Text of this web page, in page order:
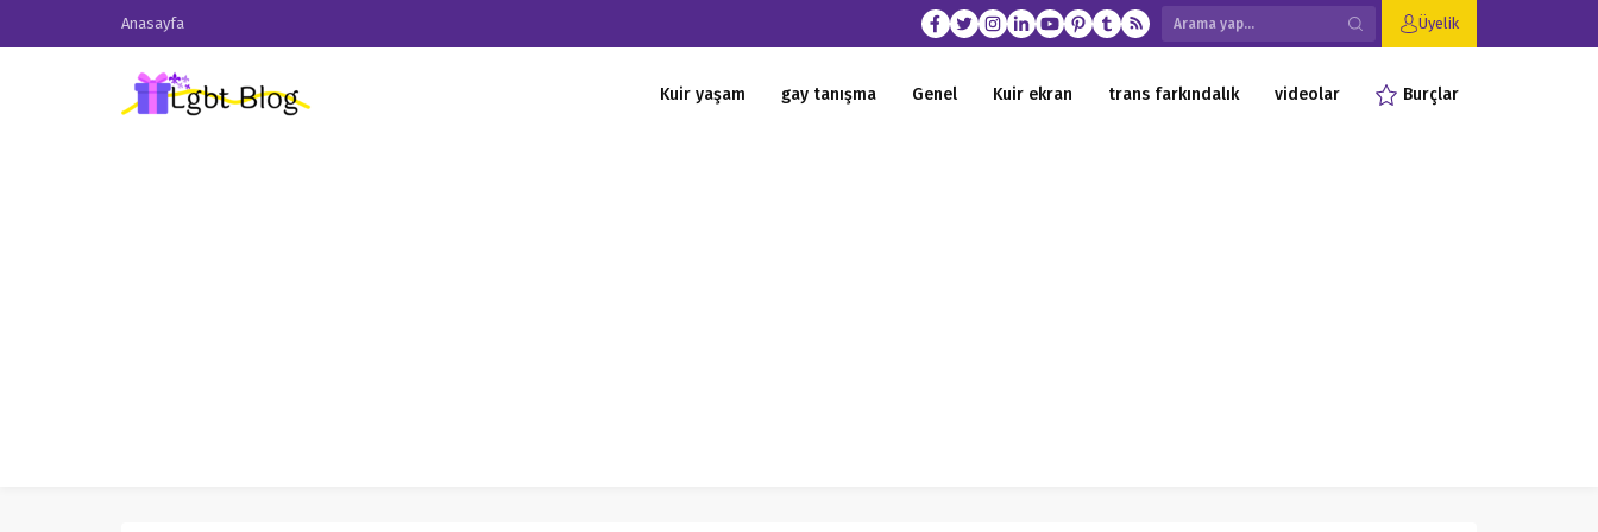
Anasayfa Üyelik
Kuir yaşam gay tanışma Genel Kuir ekran trans farkındalık videolar Burçlar